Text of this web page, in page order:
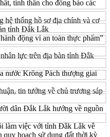
tinh thần cho đồng bào các
hệ thống hồ sơ địa chính và cơ
tỉnh Đắk Lắk
động vì an toàn thực phẩm”
lực trên địa bàn tỉnh Đắk
nước Krông Pách thượng giai
tin tưởng về chủ trương sáp
dân Đắk Lắk hướng về nguồn
làm việc với tỉnh Đắk Lắk về
quy hoạch sử dụng đất thời kỳ